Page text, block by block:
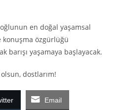
en doğal yaşamsal
konuşma özgürlüğü
barışı yaşamaya başlayacak.
dostlarım!
Email